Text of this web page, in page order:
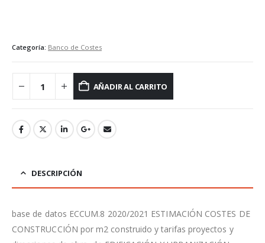
Categoría: Banco de Costes
AÑADIR AL CARRITO
DESCRIPCIÓN
base de datos ECCUM.8 2020/2021 ESTIMACIÓN COSTES DE
CONSTRUCCIÓN por m2 construido y tarifas proyectos y